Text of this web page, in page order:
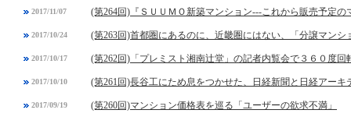
2017/11/07 (第264回)『ＳＵＵＭＯ新築マンション---これから販売予定
2017/10/24 (第263回)首都圏にあるのに、近畿圏にはない、「分譲マンシ
2017/10/17 (第262回)「プレミスト湘南辻堂」の記者内覧会で３６０度
2017/10/10 (第261回)長谷工にため息をつかせた、日経新聞と日経アーキ
2017/09/19 (第260回)マンション価格表を巡る「ユーザーの欲求不満」